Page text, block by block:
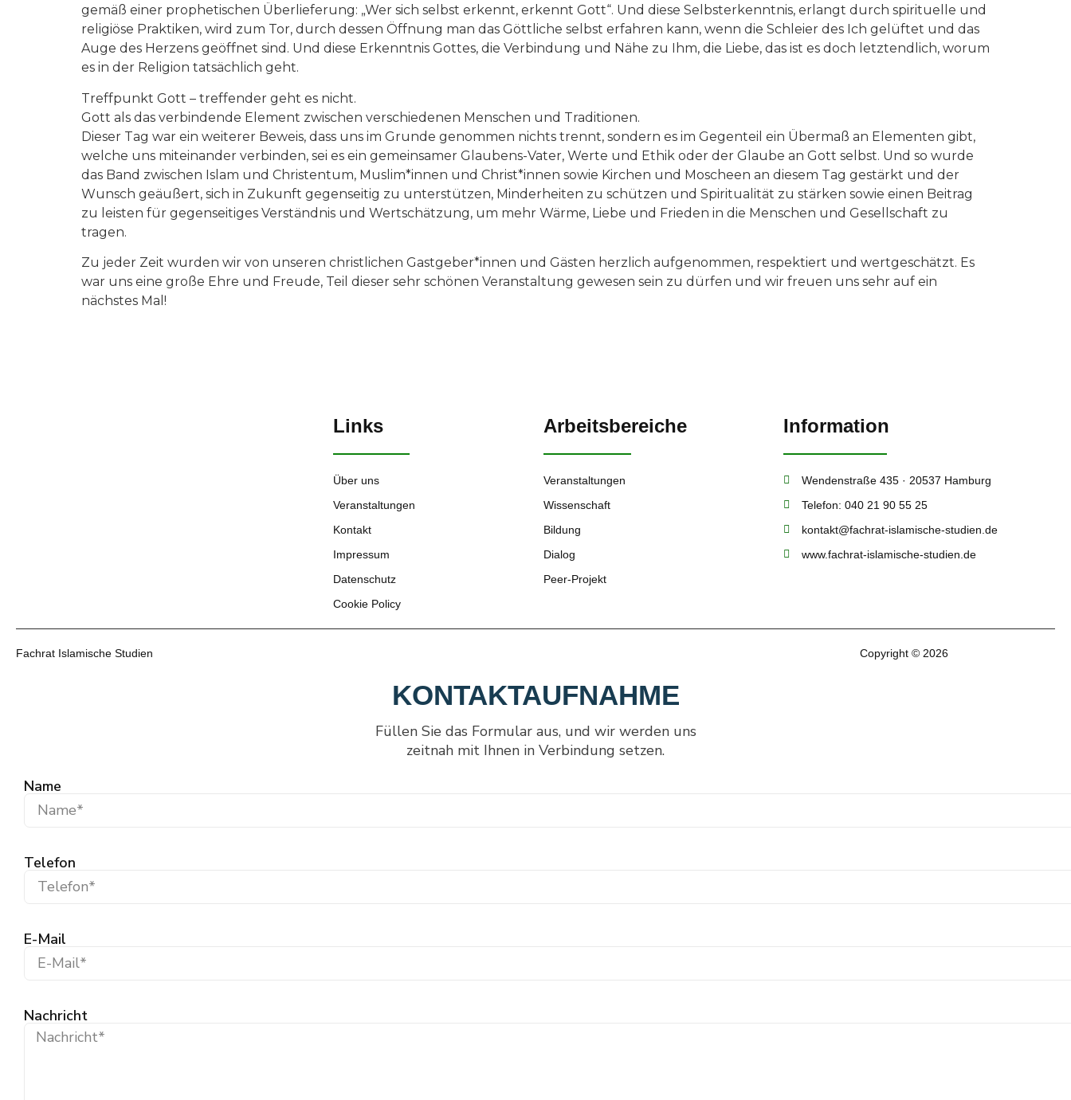
gemäß einer prophetischen Überlieferung: „Wer sich selbst erkennt, erkennt Gott“. Und diese Selbsterkenntnis, erlangt durch spirituelle und
religiöse Praktiken, wird zum Tor, durch dessen Öffnung man das Göttliche selbst erfahren kann, wenn die Schleier des Ich gelüftet und das
Auge des Herzens geöffnet sind. Und diese Erkenntnis Gottes, die Verbindung und Nähe zu Ihm, die Liebe, das ist es doch letztendlich, worum
es in der Religion tatsächlich geht.
Treffpunkt Gott – treffender geht es nicht.
Gott als das verbindende Element zwischen verschiedenen Menschen und Traditionen.
Dieser Tag war ein weiterer Beweis, dass uns im Grunde genommen nichts trennt, sondern es im Gegenteil ein Übermaß an Elementen gibt,
welche uns miteinander verbinden, sei es ein gemeinsamer Glaubens-Vater, Werte und Ethik oder der Glaube an Gott selbst. Und so wurde
das Band zwischen Islam und Christentum, Muslim*innen und Christ*innen sowie Kirchen und Moscheen an diesem Tag gestärkt und der
Wunsch geäußert, sich in Zukunft gegenseitig zu unterstützen, Minderheiten zu schützen und Spiritualität zu stärken sowie einen Beitrag
zu leisten für gegenseitiges Verständnis und Wertschätzung, um mehr Wärme, Liebe und Frieden in die Menschen und Gesellschaft zu
tragen.
Zu jeder Zeit wurden wir von unseren christlichen Gastgeber*innen und Gästen herzlich aufgenommen, respektiert und wertgeschätzt. Es
war uns eine große Ehre und Freude, Teil dieser sehr schönen Veranstaltung gewesen sein zu dürfen und wir freuen uns sehr auf ein
nächstes Mal!
Links
Über uns
Veranstaltungen
Kontakt
Impressum
Datenschutz
Cookie Policy
Arbeitsbereiche
Veranstaltungen
Wissenschaft
Bildung
Dialog
Peer-Projekt
Information
Wendenstraße 435 · 20537 Hamburg
Telefon: 040 21 90 55 25
kontakt@fachrat-islamische-studien.de
www.fachrat-islamische-studien.de
Fachrat Islamische Studien Copyright © 2026
KONTAKTAUFNAHME
Füllen Sie das Formular aus, und wir werden uns
zeitnah mit Ihnen in Verbindung setzen.
Name
Telefon
E-Mail
Nachricht